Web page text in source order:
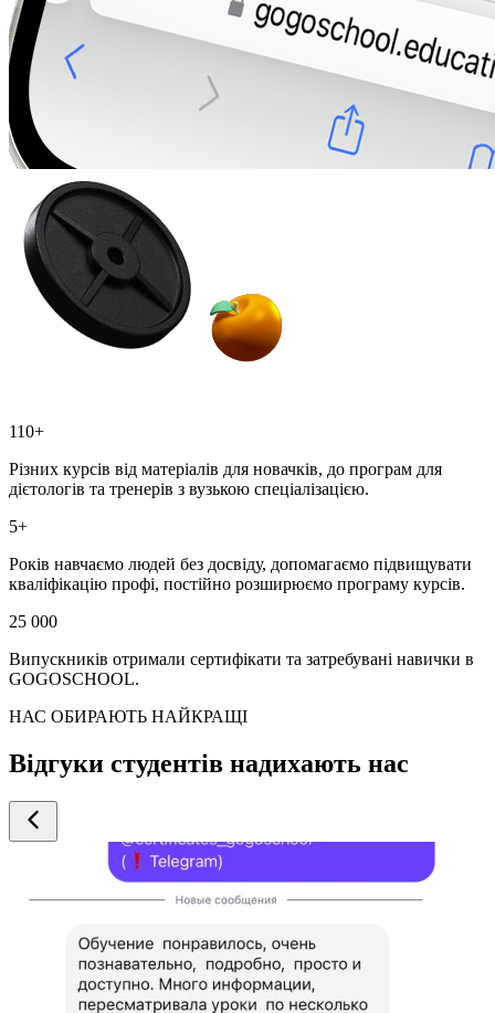
110+
Різних курсів від матеріалів для новачків, до програм для
дієтологів та тренерів з вузькою спеціалізацією.
5+
Років навчаємо людей без досвіду, допомагаємо підвищувати
кваліфікацію профі, постійно розширюємо програму курсів.
25 000
Випускників отримали сертифікати та затребувані навички в
GOGOSCHOOL.
НАС ОБИРАЮТЬ НАЙКРАЩІ
Відгуки студентів надихають нас